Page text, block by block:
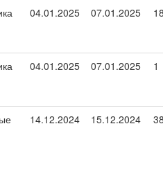
04.01.2025 07.01.2025
04.01.2025 07.01.2025 1
14.12.2024 15.12.2024